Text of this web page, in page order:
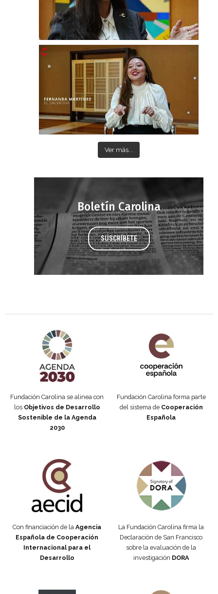
Ver más...
Boletín Carolina
SUSCRÍBETE
Fundación Carolina se alinea con
los Objetivos de Desarrollo
Sostenible de la Agenda
2030
Fundación Carolina forma parte
del sistema de Cooperación
Española
Con financiación de la Agencia
Española de Cooperación
Internacional para el
Desarrollo
La Fundación Carolina firma la
Declaración de San Francisco
sobre la evaluación de la
investigación DORA